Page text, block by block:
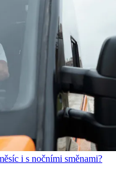
i s nočními směnami?